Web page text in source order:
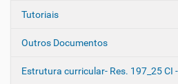
Tutoriais
Outros Documentos
Estrutura curricular- Res. 197_25 CI